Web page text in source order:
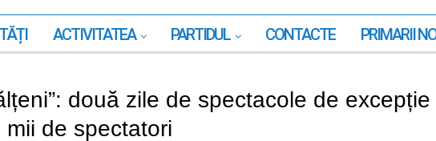
ACTIVITATEA PARTIDUL CONTACTE PRIMARII
două zile de spectacole de excepție
de spectatori